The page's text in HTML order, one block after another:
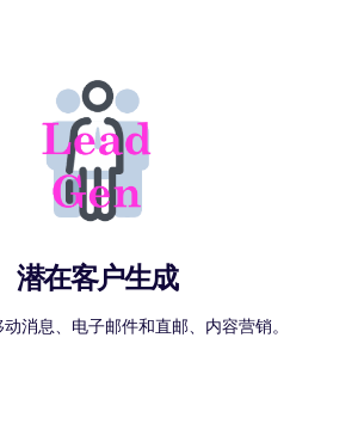
潜在客户生成
消息、电子邮件和直邮、内容营销。